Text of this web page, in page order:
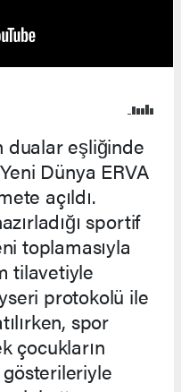
dualar eşliğinde
Dünya ERVA
açıldı.
sportif
toplamasıyla
tilavetiyle
protokolü ile
spor
çocukların